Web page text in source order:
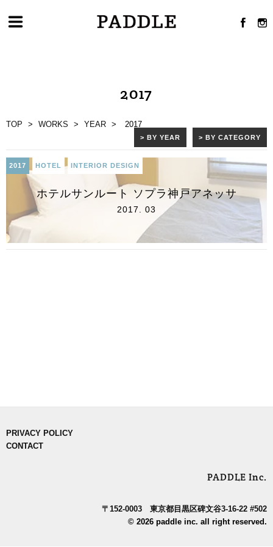
2017
TOP > WORKS > YEAR > 2017
> BY CATEGORY
> BY YEAR
2017 HOTEL INTERIOR DESIGN
ホテルサンルート ソプラ神戸アネッサ
2017. 03
PRIVACY POLICY
CONTACT
PADDLE Inc.
〒152-0003 東京都目黒区碑文谷3-16-22 #502
© 2026 paddle inc. all right reserved.